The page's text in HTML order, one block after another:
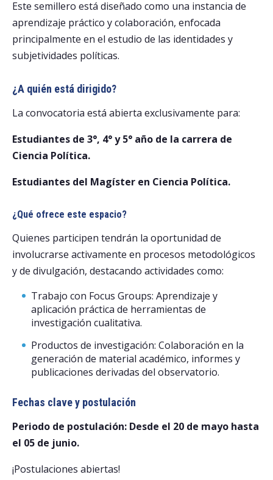
Este semillero está diseñado como una instancia de
aprendizaje práctico y colaboración, enfocada
principalmente en el estudio de las identidades y
subjetividades políticas.
¿A quién está dirigido?
La convocatoria está abierta exclusivamente para:
Estudiantes de 3°, 4° y 5° año de la carrera de
Ciencia Política.
Estudiantes del Magíster en Ciencia Política.
¿Qué ofrece este espacio?
Quienes participen tendrán la oportunidad de
involucrarse activamente en procesos metodológicos
y de divulgación, destacando actividades como:
Trabajo con Focus Groups: Aprendizaje y
aplicación práctica de herramientas de
investigación cualitativa.
Productos de investigación: Colaboración en la
generación de material académico, informes y
publicaciones derivadas del observatorio.
Fechas clave y postulación
Periodo de postulación: Desde el 20 de mayo hasta
el 05 de junio.
¡Postulaciones abiertas!